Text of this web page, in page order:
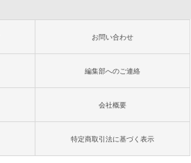
お問い合わせ
編集部へのご連絡
会社概要
特定商取引法に基づく表示